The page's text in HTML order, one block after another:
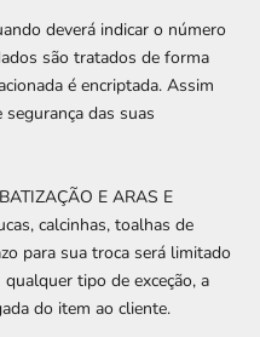
deverá indicar o número
são tratados de forma
é encriptada. Assim
das suas
E ARAS E
calcinhas, toalhas de
para sua troca será limitado
tipo de exceção, a
do item ao cliente.